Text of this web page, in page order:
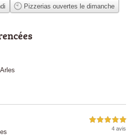
Pizzerias ouvertes le dimanche
5,0 étoiles sur 5
4 avis